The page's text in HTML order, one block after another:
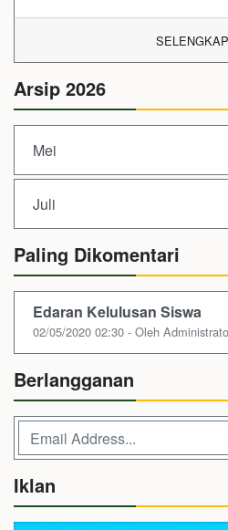
Arsip 2026
Mei
Juli
Paling Dikomentari
Edaran Kelulusan Siswa
02/05/2020 02:30 - Oleh
Berlangganan
Iklan